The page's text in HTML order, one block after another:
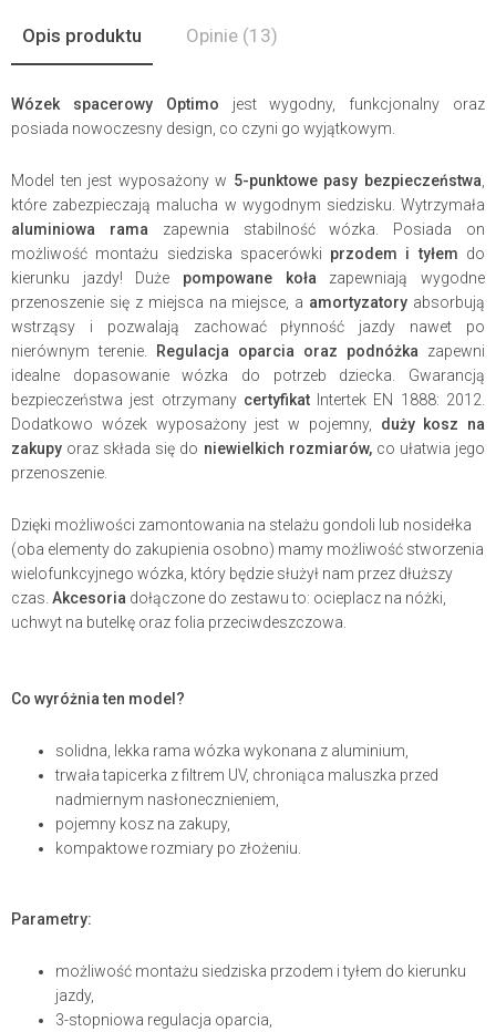
Opis produktu Opinie (13)
Wózek spacerowy Optimo jest wygodny, funkcjonalny oraz
posiada nowoczesny design, co czyni go wyjątkowym.
Model ten jest wyposażony w 5-punktowe pasy bezpieczeństwa
które zabezpieczają malucha w wygodnym siedzisku. Wytrzymała
aluminiowa rama zapewnia stabilność wózka. Posiada on
możliwość montażu siedziska spacerówki przodem i tyłem do
kierunku jazdy! Duże pompowane koła zapewniają wygodne
przenoszenie się z miejsca na miejsce, a amortyzatory absorbują
wstrząsy i pozwalają zachować płynność jazdy nawet po
nierównym terenie.
Regulacja oparcia oraz podnóżka zapewni
idealne dopasowanie wózka do potrzeb dziecka. Gwarancją
bezpieczeństwa jest otrzymany certyfikat
Intertek EN 1888: 2012.
Dodatkowo wózek wyposażony jest w pojemny, duży kosz na
zakupy oraz składa się do niewielkich rozmiarów,co ułatwia jego
przenoszenie.
Dzięki możliwości zamontowania na stelażu gondoli lub nosidełka
(oba elementy do zakupienia osobno) mamy możliwość stworzenia
wielofunkcyjnego wózka, który będzie służył nam przez dłuższy
czas. Akcesoria dołączone do zestawu to: ocieplacz na nóżki,
uchwyt na butelkę oraz folia przeciwdeszczowa.
Co wyróżnia ten model?
solidna, lekka rama wózka wykonana z aluminium,
trwała tapicerka z filtrem UV, chroniąca maluszka przed
nadmiernym nasłonecznieniem,
pojemny kosz na zakupy,
kompaktowe rozmiary po złożeniu.
Parametry:
możliwość montażu siedziska przodem i tyłem do kierunku
jazdy,
3-stopniowa regulacja oparcia,